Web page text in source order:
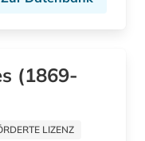
(1869-
LIZENZ